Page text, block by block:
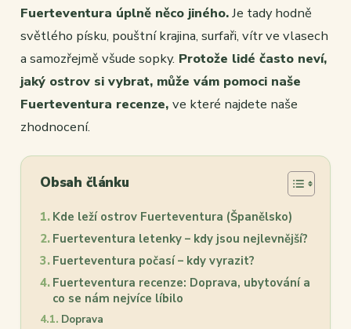
Fuerteventura úplně něco jiného.Je tady hodně
světlého písku, pouštní krajina, surfaři, vítr ve vlasech
a samozřejmě všude sopky. Protože lidé často neví,
jaký ostrov si vybrat, může vám pomoci naše
Fuerteventura recenze, ve které najdete naše
zhodnocení.
Obsah článku
Kde leží ostrov Fuerteventura (Španělsko)
Fuerteventura letenky – kdy jsou nejlevnější?
Fuerteventura počasí – kdy vyrazit?
Fuerteventura recenze: Doprava, ubytování a
co se nám nejvíce líbilo
Doprava